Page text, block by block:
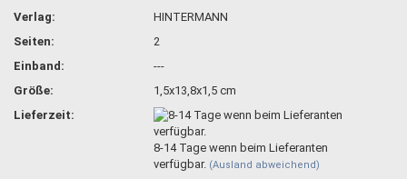
Verlag:
HINTERMANN
Seiten:
2
Einband:
---
Größe:
1,5x13,8x1,5 cm
Lieferzeit:
8-14 Tage wenn beim Lieferanten
verfügbar. (Ausland abweichend)